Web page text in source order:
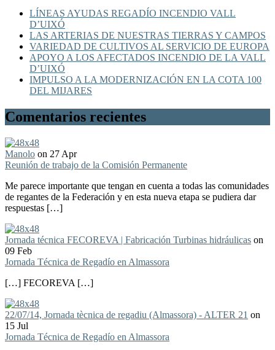
LÍNEAS AYUDAS REGADÍO INCENDIO VALL
D’UIXÓ
LAS ARTERIAS DE NUESTRAS TIERRAS Y CAMPOS
VARIEDAD DE CULTIVOS AL SERVICIO DE EUROPA
APOYO A LOS AFECTADOS INCENDIO DE LA VALL
D’UIXÓ
IMPULSO A LA MODERNIZACIÓN EN LA COTA 100
DEL MIJARES
Comentarios recientes
Manolo on 27 Apr
Reunión de trabajo de la Comisión Permanente
Me parece importante que tengan en cuenta a todas las comunidades
de regantes de la Federación y en esta nueva etapa se pudiera dar
respuestas […]
Jornada técnica FECOREVA | Fabricación Turbinas hidráulicas on
09 Feb
Jornada Técnica de Regadío en Almassora
[…] FECOREVA […]
22/07/14, Jornada tècnica de regadiu (Almassora) - ALTER 21 on
15 Jul
Jornada Técnica de Regadío en Almassora